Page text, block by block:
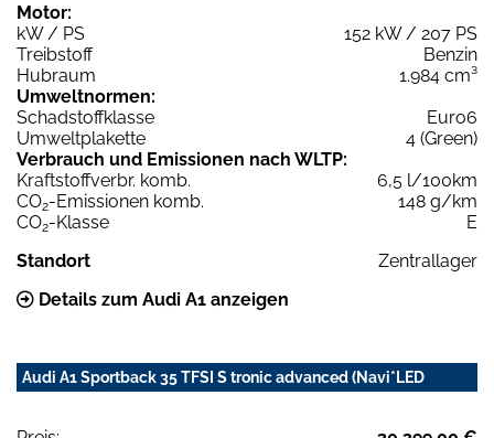
Motor:
kW / PS
152 kW / 207 PS
Treibstoff
Benzin
Hubraum
1.984 cm³
Umweltnormen:
Schadstoffklasse
Euro6
Umweltplakette
4 (Green)
Verbrauch und Emissionen nach WLTP:
Kraftstoffverbr. komb.
6,5 l/100km
CO2-Emissionen komb.
148 g/km
CO2-Klasse
E
Standort
Zentrallager
Details zum Audi A1 anzeigen
Audi A1 Sportback 35 TFSI S tronic advanced (Navi*LED